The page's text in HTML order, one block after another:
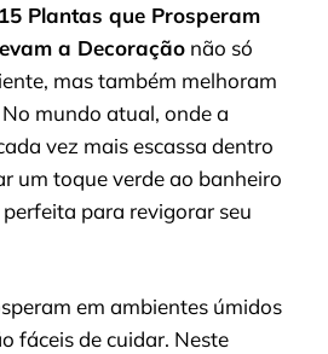
15 Plantas que Prosperam
a Decoração não só
mas também melhoram
mundo atual, onde a
vez mais escassa dentro
um toque verde ao banheiro
para revigorar seu
em ambientes úmidos
fáceis de cuidar. Neste